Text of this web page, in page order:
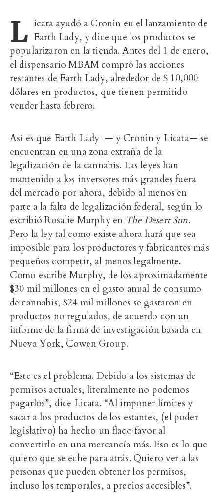
L icata ayudó a Cronin en el lanzamiento de
Earth Lady, y dice que los productos se
popularizaron en la tienda. Antes del 1 de enero,
el dispensario MBAM compró las acciones
restantes de Earth Lady, alrededor de $ 10,000
dólares en productos, que tienen permitido
vender hasta febrero.
Así es que Earth Lady — y Cronin y Licata— se
encuentran en una zona extraña de la
legalización de la cannabis. Las leyes han
mantenido a los inversores más grandes fuera
del mercado por ahora, debido al menos en
parte a la falta de legalización federal, según lo
escribió Rosalie Murphy en The Desert Sun.
Pero la ley tal como existe ahora hará que sea
imposible para los productores y fabricantes más
pequeños competir, al menos legalmente.
Como escribe Murphy, de los aproximadamente
$30 mil millones en el gasto anual de consumo
de cannabis, $24 mil millones se gastaron en
productos no regulados, de acuerdo con un
informe de la firma de investigación basada en
Nueva York, Cowen Group.
“Este es el problema. Debido a los sistemas de
permisos actuales, literalmente no podemos
pagarlos”, dice Licata. “Al imponer límites y
sacar a los productos de los estantes, (el poder
legislativo) ha hecho un flaco favor al
convertirlo en una mercancía más. Eso es lo que
quiero que se eche para atrás. Quiero ver a las
personas que pueden obtener los permisos,
incluso los temporales, a precios accesibles”.